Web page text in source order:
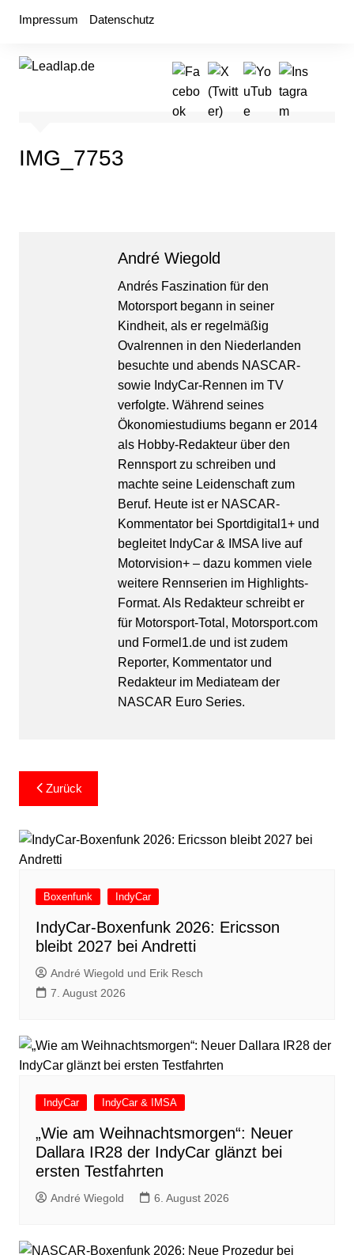
Impressum Datenschutz
IMG_7753
André Wiegold
Andrés Faszination für den
Motorsport begann in seiner
Kindheit, als er regelmäßig
Ovalrennen in den Niederlanden
besuchte und abends NASCAR-
sowie IndyCar-Rennen im TV
verfolgte. Während seines
Ökonomiestudiums begann er 2014
als Hobby-Redakteur über den
Rennsport zu schreiben und
machte seine Leidenschaft zum
Beruf. Heute ist er NASCAR-
Kommentator bei Sportdigital1+ und
begleitet IndyCar & IMSA live auf
Motorvision+ – dazu kommen viele
weitere Rennserien im Highlights-
Format. Als Redakteur schreibt er
für Motorsport-Total, Motorsport.com
und Formel1.de und ist zudem
Reporter, Kommentator und
Redakteur im Mediateam der
NASCAR Euro Series.
Beitragsnavigation
Zurück
Boxenfunk IndyCar
IndyCar-Boxenfunk 2026: Ericsson
bleibt 2027 bei Andretti
André Wiegold und Erik Resch
7. August 2026
IndyCar IndyCar & IMSA
„Wie am Weihnachtsmorgen“: Neuer
Dallara IR28 der IndyCar glänzt bei
ersten Testfahrten
André Wiegold 6. August 2026